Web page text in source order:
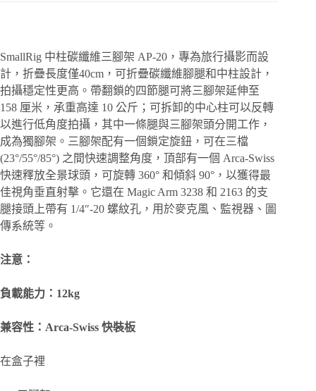
SmallRig 中柱碳纖維三腳架 AP-20，專為旅行攝影而設
計，折疊長度僅40cm，可折疊碳纖維腳腿和中柱設計，
拍攝穩定性更高。帶翻鎖的四節腿可將三腳架延伸至
158 厘米，承重高達 10 公斤；可拆卸的中心柱可以反轉
以進行低角度拍攝，其中一條腿與三腳架頭分開工作，
成為獨腳架。三腳架配有一個鎖定旋鈕，可在三檔
(23°/55°/85°) 之間快速調整角度，頂部有一個 Arca-Swiss
快速釋放全景球頭，可旋轉 360° 和傾斜 90°，以獲得最
佳視角垂直射擊。它還在 Magic Arm 3238 和 2163 的支
腿接頭上帶有 1/4″-20 螺紋孔，用於麥克風、監視器、圖
傳系統等。
注意：
負載能力：12kg
兼容性：Arca-Swiss 快裝板
在盒子裡